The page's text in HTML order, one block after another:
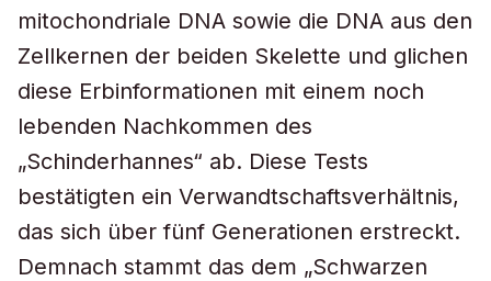
mitochondriale DNA sowie die DNA aus den
Zellkernen der beiden Skelette und glichen
diese Erbinformationen mit einem noch
lebenden Nachkommen des
„Schinderhannes“ ab. Diese Tests
bestätigten ein Verwandtschaftsverhältnis,
das sich über fünf Generationen erstreckt.
Demnach stammt das dem „Schwarzen